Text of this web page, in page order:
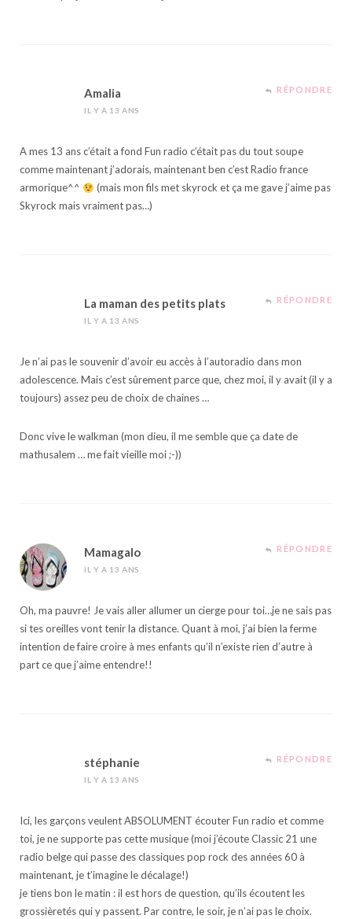
Amalia
IL Y A 13 ANS
RÉPONDRE
A mes 13 ans c’était a fond Fun radio c’était pas du tout soupe
comme maintenant j’adorais, maintenant ben c’est Radio france
armorique^^
(mais mon fils met skyrock et ça me gave j’aime pas
Skyrock mais vraiment pas…)
La maman des petits plats
IL Y A 13 ANS
RÉPONDRE
Je n’ai pas le souvenir d’avoir eu accès à l’autoradio dans mon
adolescence. Mais c’est sûrement parce que, chez moi, il y avait (il y a
toujours) assez peu de choix de chaines …
Donc vive le walkman (mon dieu, il me semble que ça date de
mathusalem … me fait vieille moi ;-))
Mamagalo
IL Y A 13 ANS
RÉPONDRE
Oh, ma pauvre! Je vais aller allumer un cierge pour toi…je ne sais pas
si tes oreilles vont tenir la distance. Quant à moi, j’ai bien la ferme
intention de faire croire à mes enfants qu’il n’existe rien d’autre à
part ce que j’aime entendre!!
stéphanie
IL Y A 13 ANS
RÉPONDRE
Ici, les garçons veulent ABSOLUMENT écouter Fun radio et comme
toi, je ne supporte pas cette musique (moi j’écoute Classic 21 une
radio belge qui passe des classiques pop rock des années 60 à
maintenant, je t’imagine le décalage!)
je tiens bon le matin : il est hors de question, qu’ils écoutent les
grossièretés qui y passent. Par contre, le soir, je n’ai pas le choix.